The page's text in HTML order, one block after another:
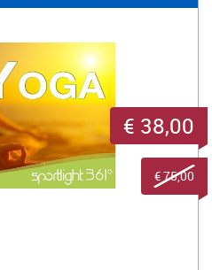
€ 38,00
€ 75,00